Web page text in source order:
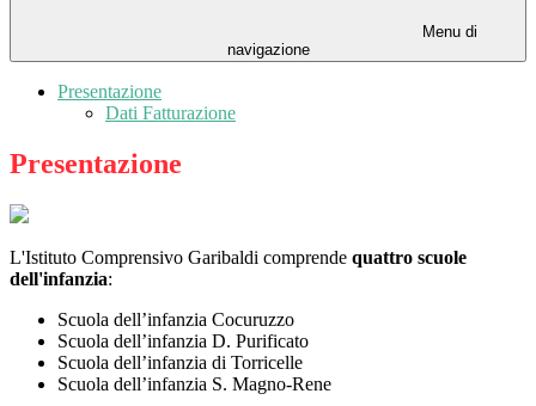
Menu di
navigazione
Presentazione
Dati Fatturazione
Presentazione
L'Istituto Comprensivo Garibaldi comprende quattro scuole
dell'infanzia:
Scuola dell’infanzia Cocuruzzo
Scuola dell’infanzia D. Purificato
Scuola dell’infanzia di Torricelle
Scuola dell’infanzia S. Magno-Rene